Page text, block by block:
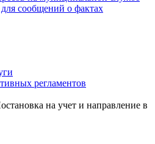
для сообщений о фактах
регламентов
на учет и направление в